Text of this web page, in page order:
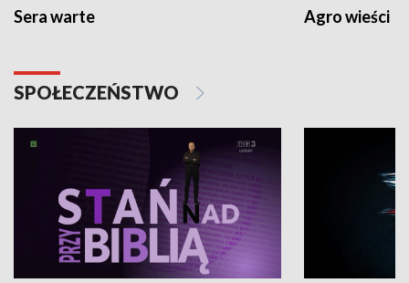
Sera warte Agro wieści
SPOŁECZEŃSTWO